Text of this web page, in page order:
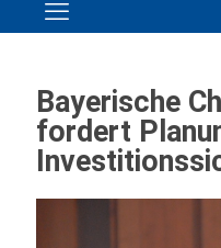
Bayerische
fordert